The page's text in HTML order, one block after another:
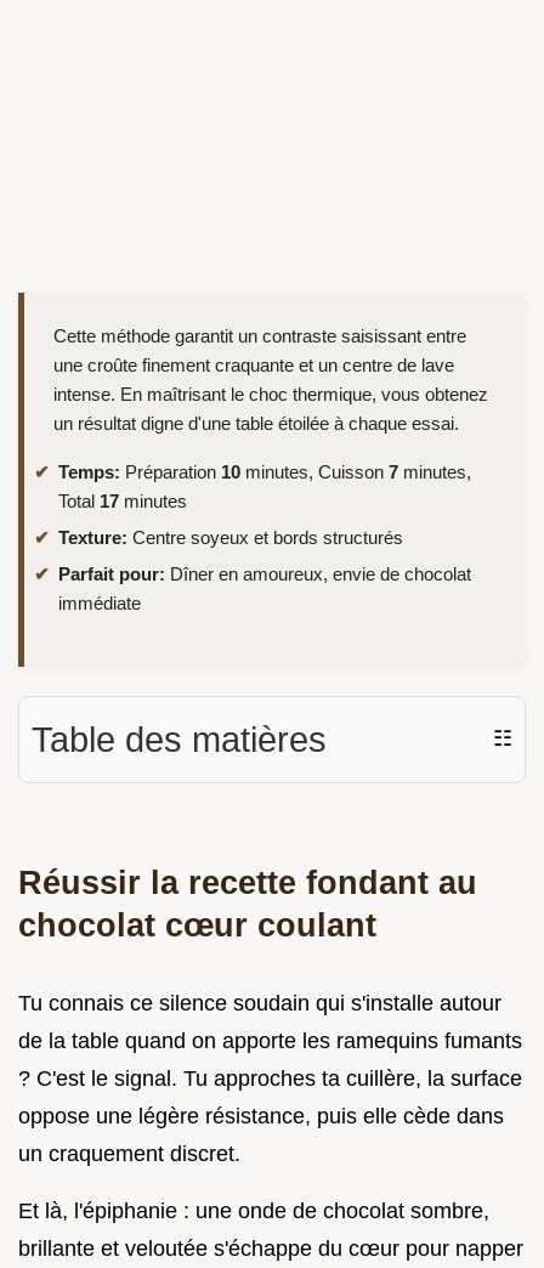
Cette méthode garantit un contraste saisissant entre
une croûte finement craquante et un centre de lave
intense. En maîtrisant le choc thermique, vous obtenez
un résultat digne d'une table étoilée à chaque essai.
Temps: Préparation 10 minutes, Cuisson 7 minutes,
Total 17 minutes
Texture: Centre soyeux et bords structurés
Parfait pour: Dîner en amoureux, envie de chocolat
immédiate
Table des matières ☷
Réussir la recette fondant au
chocolat cœur coulant
Tu connais ce silence soudain qui s'installe autour
de la table quand on apporte les ramequins fumants
? C'est le signal. Tu approches ta cuillère, la surface
oppose une légère résistance, puis elle cède dans
un craquement discret.
Et là, l'épiphanie : une onde de chocolat sombre,
brillante et veloutée s'échappe du cœur pour napper